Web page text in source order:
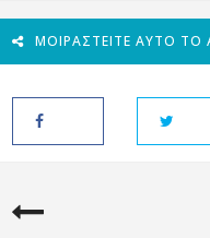
ΜΟΙΡΑΣΤΕΊΤΕ ΑΥΤΌ ΤΟ